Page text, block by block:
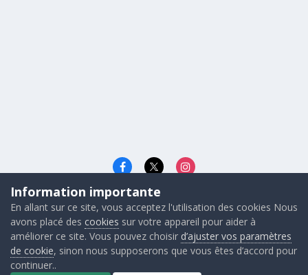
Langue
© 2026 - Gunners FRANCE
Powered by Invision Community
Information importante
En allant sur ce site, vous acceptez l'utilisation des cookies Nous
avons placé des cookies sur votre appareil pour aider à
améliorer ce site. Vous pouvez choisir d’ajuster vos paramètres
de cookie, sinon nous supposerons que vous êtes d’accord pour
continuer..